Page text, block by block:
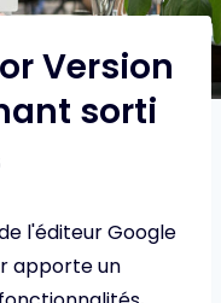
Version
sorti
l'éditeur Google
apporte un